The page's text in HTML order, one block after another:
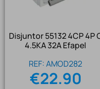
Disjuntor 55132 4CP 4P
4.5KA 32A Efapel
REF: AMOD282
€22.90